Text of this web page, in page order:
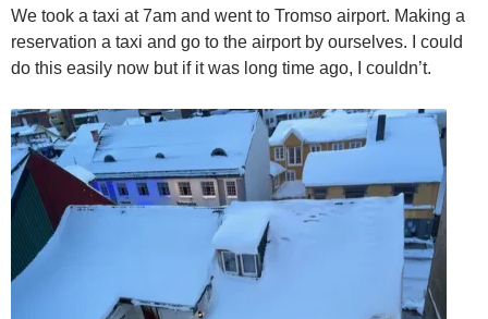
We took a taxi at 7am and went to Tromso airport. Making a
reservation a taxi and go to the airport by ourselves. I could
do this easily now but if it was long time ago, I couldn’t.